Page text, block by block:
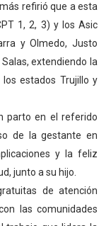
a más de 993
Llano con la
refirió que a esta
1, 2, 3) y los Asic
y Olmedo, Justo
extendiendo la
estados Trujillo y
parto en el referido
de la gestante en
y la feliz
junto a su hijo.
de atención
las comunidades